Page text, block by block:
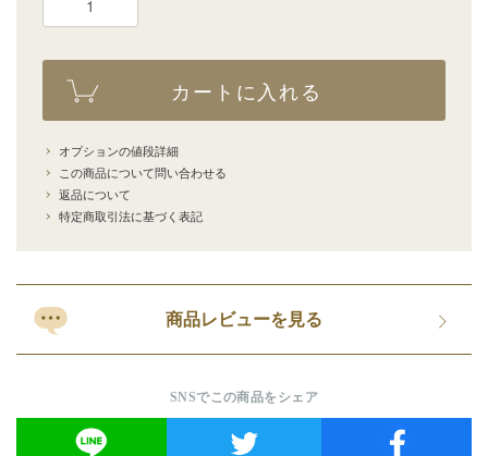
カートに入れる
オプションの値段詳細
この商品について問い合わせる
返品について
特定商取引法に基づく表記
商品レビューを見る
SNSでこの商品をシェア